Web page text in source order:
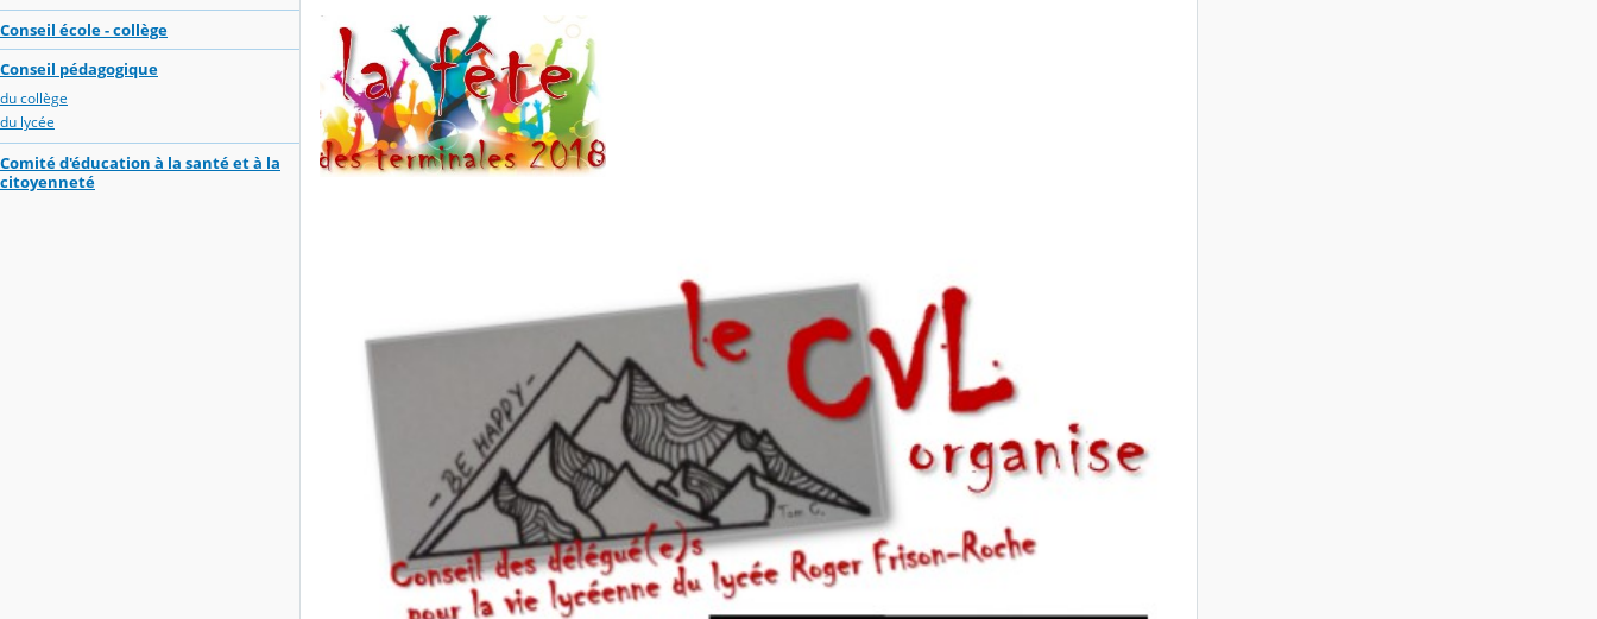
Conseil école - collège
Conseil pédagogique
du collège
du lycée
Comité d'éducation à la santé et à la
citoyenneté